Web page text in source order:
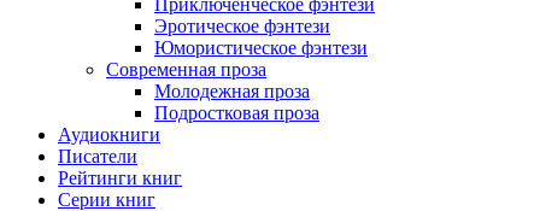
Приключенческое фэнтези
Эротическое фэнтези
Юмористическое фэнтези
Современная проза
Молодежная проза
Подростковая проза
Аудиокниги
Писатели
Рейтинги книг
Серии книг